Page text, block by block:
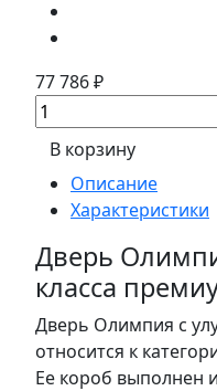
77 786 ₽
В корзину
Описание
Характеристики
Дверь
класса
Дверь Олимпия с
относится к
Ее короб выполнен